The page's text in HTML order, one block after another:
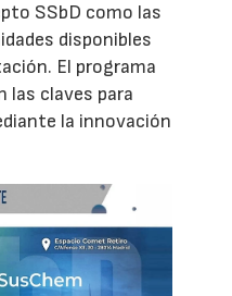
SSbD como las
disponibles
El programa
las claves para
la innovación